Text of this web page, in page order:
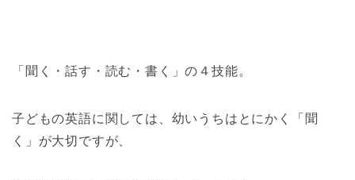
「聞く・話す・読む・書く」の４技能。
子どもの英語に関しては、幼いうちはとにかく「聞
く」が大切ですが、